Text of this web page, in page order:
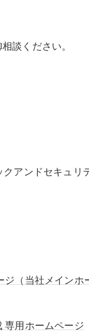
談ください。
アンドセキュリ
（当社メインホ
専用ホームページ